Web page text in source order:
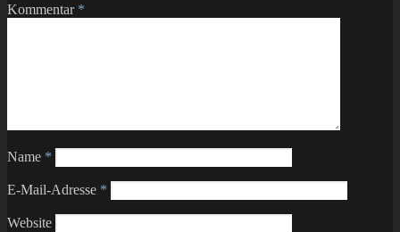
Kommentar *
Name *
E-Mail-Adresse *
Website